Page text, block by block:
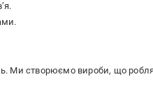
Ми створюємо вироби, що